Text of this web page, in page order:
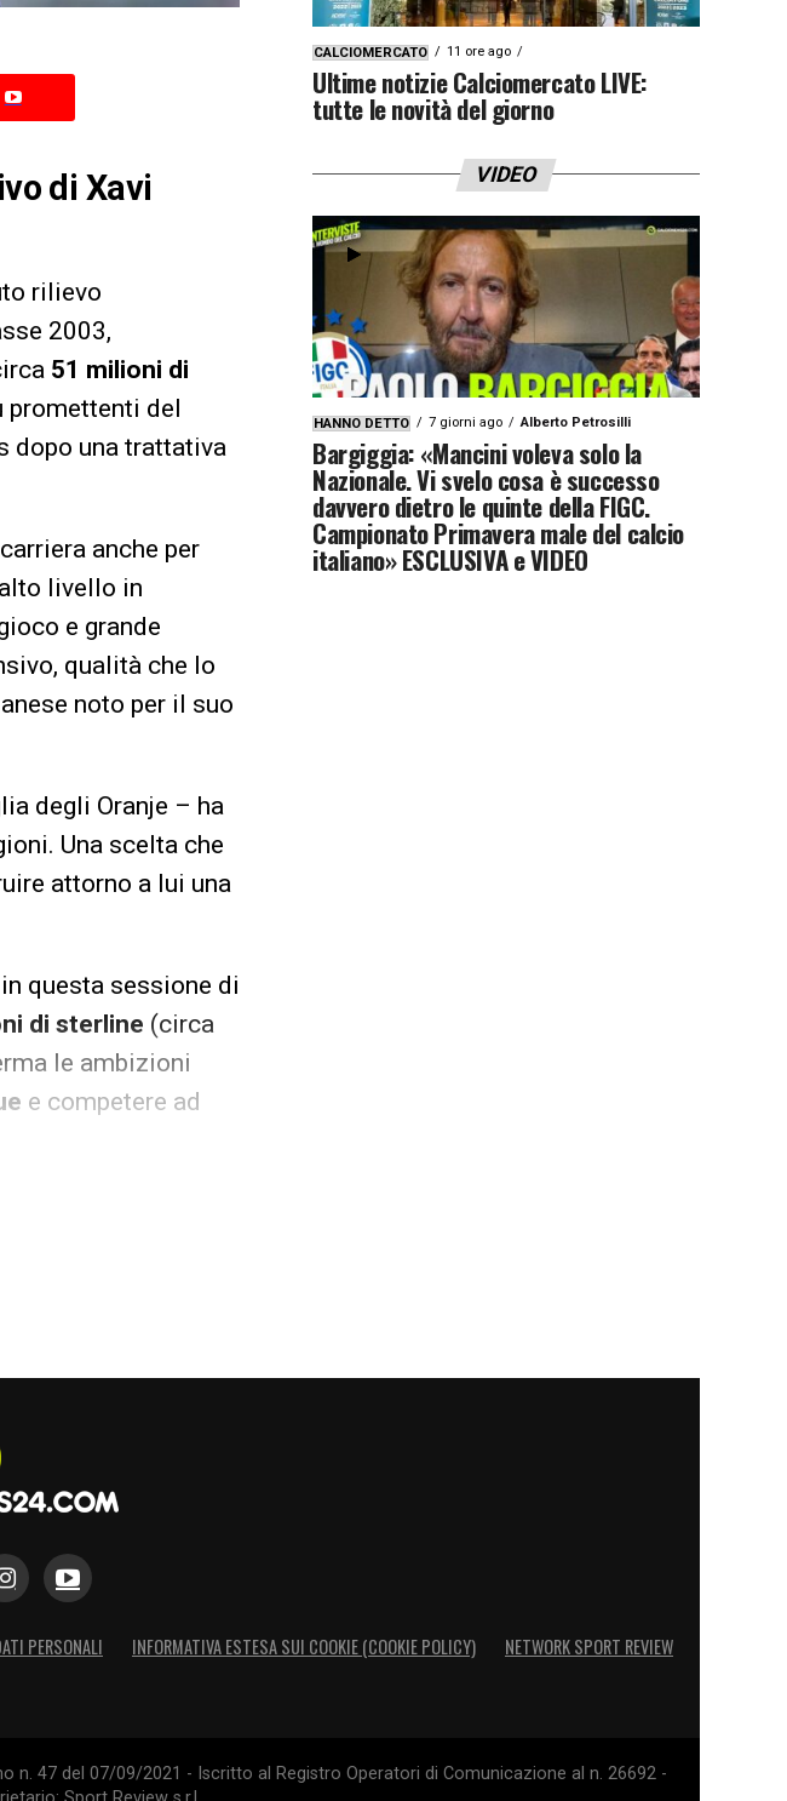
di Xavi
rilievo
2003,
51 milioni di
promettenti del
dopo una trattativa
anche per
livello in
e grande
qualità che lo
noto per il suo
degli Oranje – ha
Una scelta che
attorno a lui una
in questa sessione di
di sterline (circa
le ambizioni
e competere ad
a sopperire
giornate di
di una nuova
CALCIOMERCATO 11 ore ago
Ultime notizie Calciomercato LIVE:
tutte le novità del giorno
VIDEO
HANNO DETTO 7 giorni ago Alberto Petrosilli
Bargiggia: «Mancini voleva solo la
Nazionale. Vi svelo cosa è successo
davvero dietro le quinte della FIGC.
Campionato Primavera male del calcio
italiano» ESCLUSIVA e VIDEO
PERSONALI INFORMATIVA ESTESA SUI COOKIE (COOKIE POLICY) NETWORK SPORT REVIEW
n. 47 del 07/09/2021 - Iscritto al Registro Operatori di Comunicazione al n. 26692 -